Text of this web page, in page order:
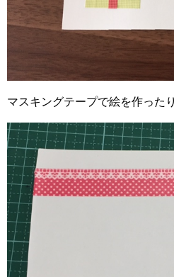
マスキングテープで絵を作った